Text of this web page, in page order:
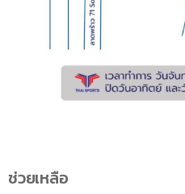
ช่วยเหลือ